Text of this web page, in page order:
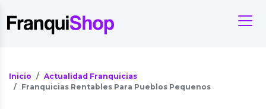
Inicio
Actualidad Franquicias
Franquicias Rentables Para Pueblos Pequenos